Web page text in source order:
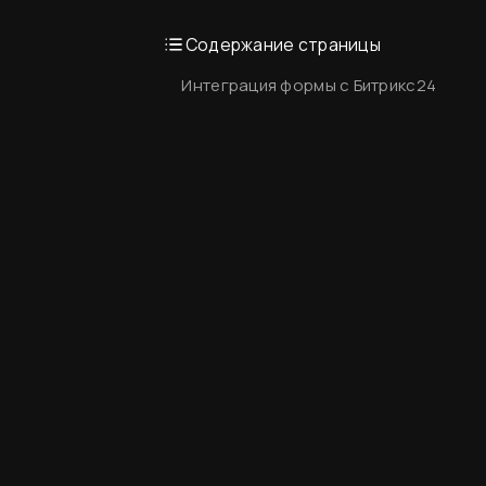
Содержание страницы
Интеграция формы с Битрикс24